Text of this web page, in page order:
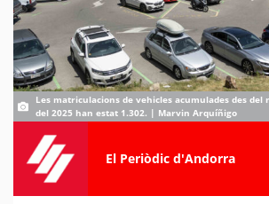
Les matriculacions de vehicles acumulades des del
del 2025 han estat 1.302. | Marvin Arquíñigo
El Periòdic d'Andorra